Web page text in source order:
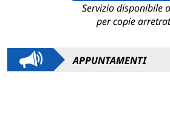
Servizio disponibile
per copie
APPUNTAMENTI